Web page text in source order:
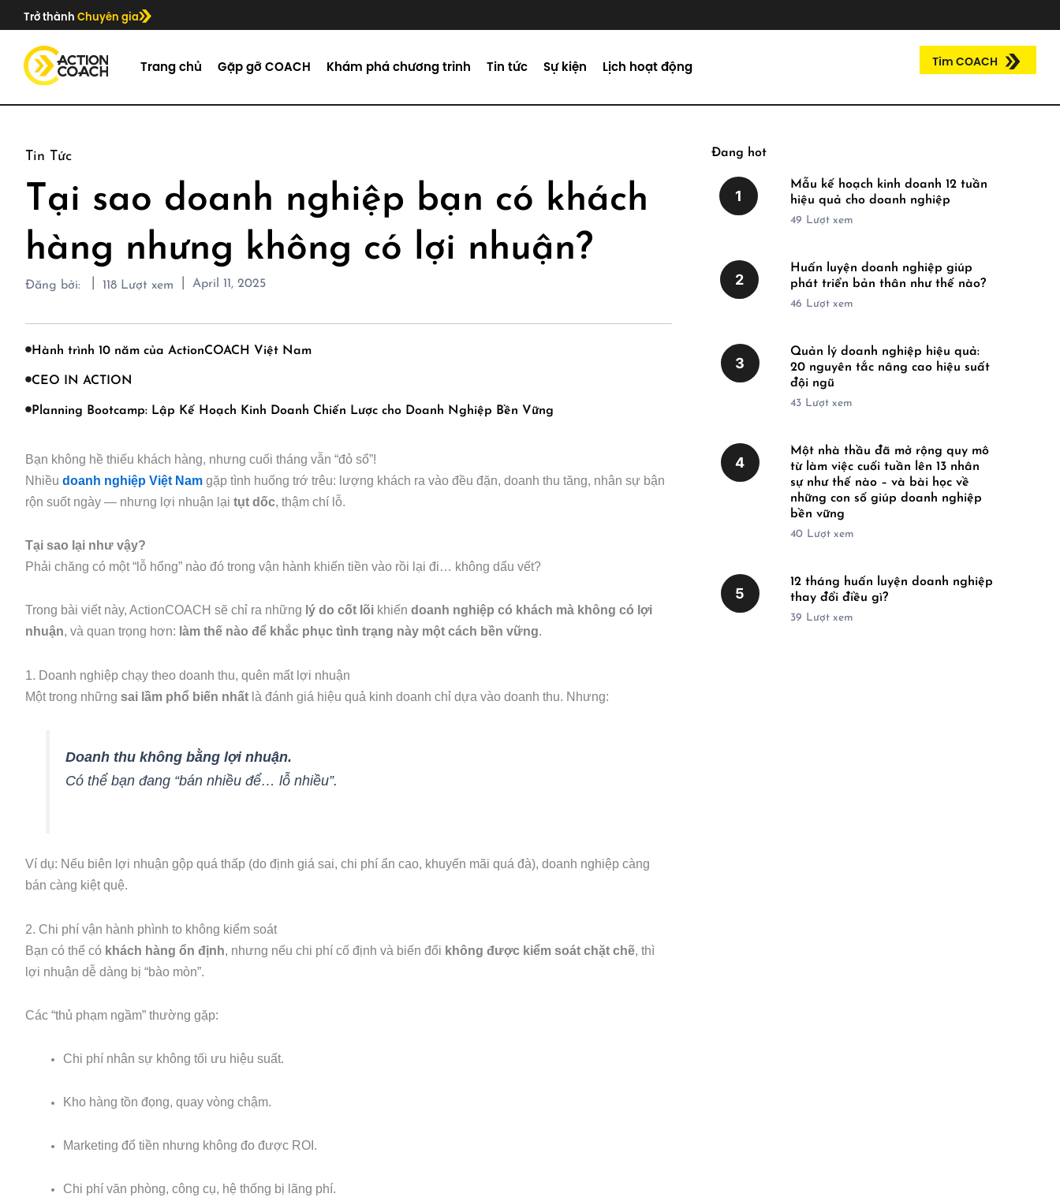
Trở thành Chuyên gia
Trang chủ Gặp gỡ COACH Khám phá chương trình Tin tức Sự kiện Lịch hoạt động Tìm COACH
Đang hot
1
Mẫu kế hoạch kinh doanh 12 tuần
hiệu quả cho doanh nghiệp
49 Lượt xem
2
Huấn luyện doanh nghiệp giúp
phát triển bản thân như thế nào?
46 Lượt xem
3
Quản lý doanh nghiệp hiệu quả:
20 nguyên tắc nâng cao hiệu suất
đội ngũ
43 Lượt xem
4
Một nhà thầu đã mở rộng quy mô
từ làm việc cuối tuần lên 13 nhân
sự như thế nào – và bài học về
những con số giúp doanh nghiệp
bền vững
40 Lượt xem
5
12 tháng huấn luyện doanh nghiệp
thay đổi điều gì?
39 Lượt xem
Tin Tức
Tại sao doanh nghiệp bạn có khách
hàng nhưng không có lợi nhuận?
Đăng bởi: 118 Lượt xem April 11, 2025
Hành trình 10 năm của ActionCOACH Việt Nam
CEO IN ACTION
Planning Bootcamp: Lập Kế Hoạch Kinh Doanh Chiến Lược cho Doanh Nghiệp Bền Vững
Bạn không hề thiếu khách hàng, nhưng cuối tháng vẫn “đỏ sổ”!
Nhiều doanh nghiệp Việt Nam gặp tình huống trớ trêu: lượng khách ra vào đều đặn, doanh thu tăng, nhân sự bận
rộn suốt ngày — nhưng lợi nhuận lại tụt dốc, thậm chí lỗ.
Tại sao lại như vậy?
Phải chăng có một “lỗ hổng” nào đó trong vận hành khiến tiền vào rồi lại đi… không dấu vết?
Trong bài viết này, ActionCOACH sẽ chỉ ra những lý do cốt lõi khiến doanh nghiệp có khách mà không có lợi
nhuận, và quan trọng hơn: làm thế nào để khắc phục tình trạng này một cách bền vững.
1. Doanh nghiệp chạy theo doanh thu, quên mất lợi nhuận
Một trong những sai lầm phổ biến nhất là đánh giá hiệu quả kinh doanh chỉ dựa vào doanh thu. Nhưng:
Doanh thu không bằng lợi nhuận.
Có thể bạn đang “bán nhiều để… lỗ nhiều”.
Ví dụ: Nếu biên lợi nhuận gộp quá thấp (do định giá sai, chi phí ẩn cao, khuyến mãi quá đà), doanh nghiệp càng
bán càng kiệt quệ.
2. Chi phí vận hành phình to không kiểm soát
Bạn có thể có khách hàng ổn định, nhưng nếu chi phí cố định và biến đổi không được kiểm soát chặt chẽ, thì
lợi nhuận dễ dàng bị “bào mòn”.
Các “thủ phạm ngầm” thường gặp:
Chi phí nhân sự không tối ưu hiệu suất.
Kho hàng tồn đọng, quay vòng chậm.
Marketing đổ tiền nhưng không đo được ROI.
Chi phí văn phòng, công cụ, hệ thống bị lãng phí.